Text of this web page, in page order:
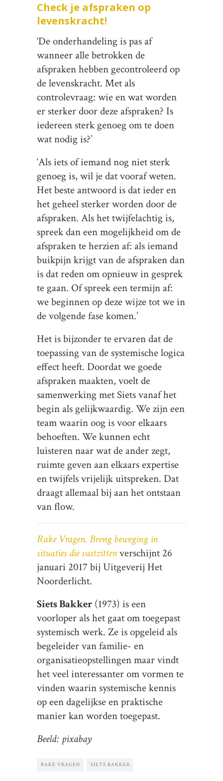
Check je afspraken op
levenskracht!
‘De onderhandeling is pas af
wanneer alle betrokken de
afspraken hebben gecontroleerd op
de levenskracht. Met als
controlevraag: wie en wat worden
er sterker door deze afspraken? Is
iedereen sterk genoeg om te doen
wat nodig is?’
‘Als iets of iemand nog niet sterk
genoeg is, wil je dat vooraf weten.
Het beste antwoord is dat ieder en
het geheel sterker worden door de
afspraken. Als het twijfelachtig is,
spreek dan een mogelijkheid om de
afspraken te herzien af: als iemand
buikpijn krijgt van de afspraken dan
is dat reden om opnieuw in gesprek
te gaan. Of spreek een termijn af:
we beginnen op deze wijze tot we in
de volgende fase komen.’
Het is bijzonder te ervaren dat de
toepassing van de systemische logica
effect heeft. Doordat we goede
afspraken maakten, voelt de
samenwerking met Siets vanaf het
begin als gelijkwaardig. We zijn een
team waarin oog is voor elkaars
behoeften. We kunnen echt
luisteren naar wat de ander zegt,
ruimte geven aan elkaars expertise
en twijfels vrijelijk uitspreken. Dat
draagt allemaal bij aan het ontstaan
van flow.
Rake Vragen. Breng beweging in
situaties die vastzittenverschijnt 26
januari 2017 bij Uitgeverij Het
Noorderlicht.
Siets Bakker (1973) is een
voorloper als het gaat om toegepast
systemisch werk. Ze is opgeleid als
begeleider van familie- en
organisatieopstellingen maar vindt
het veel interessanter om vormen te
vinden waarin systemische kennis
op een dagelijkse en praktische
manier kan worden toegepast.
Beeld: pixabay
RAKE VRAGEN SIETS BAKKER